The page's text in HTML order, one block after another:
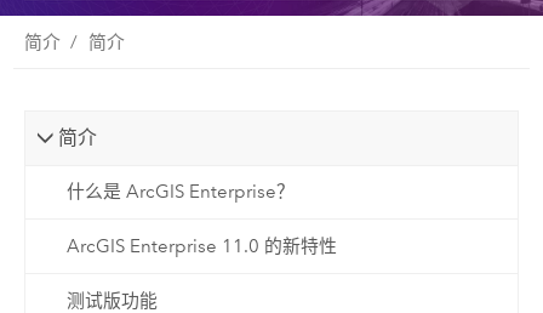
简介 简介
简介
什么是 ArcGIS Enterprise？
ArcGIS Enterprise 11.0 的新特性
测试版功能